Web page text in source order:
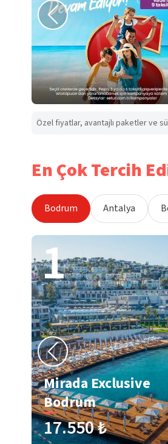
Özel fiyatlar, avantajlı paketler ve
En Çok Tercih
Bodrum Antalya
1
Mirada Exclusive
Bodrum
17.550 ₺